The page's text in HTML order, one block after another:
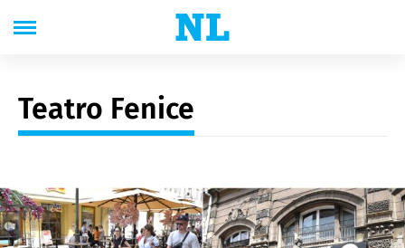
Teatro Fenice